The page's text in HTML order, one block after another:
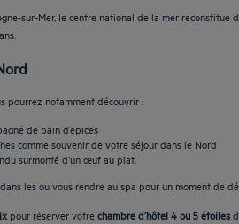
sur-Mer, le centre national de la mer reconstitue
pourrez notamment découvrir :
de pain d’épices
comme souvenir de votre séjour dans le Nord
surmonté d’un œuf au plat.
les ou vous rendre au spa pour un moment de
pour réserver votrechambre d’hôtel 4 ou 5 étoiles